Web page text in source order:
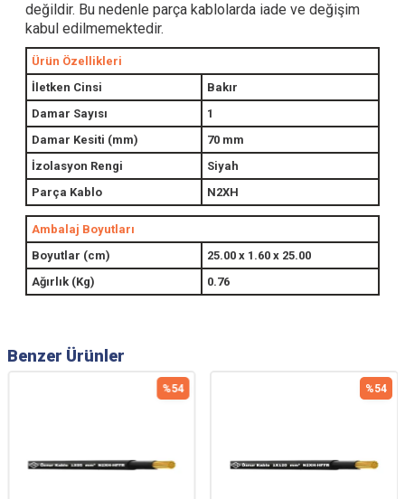
değildir. Bu nedenle parça kablolarda iade ve değişim
kabul edilmemektedir.
Ürün Özellikleri
İletken Cinsi
Bakır
Damar Sayısı
1
Damar Kesiti (mm)
70 mm
İzolasyon Rengi
Siyah
Parça Kablo
N2XH
Ambalaj Boyutları
Boyutlar (cm)
25.00 x 1.60 x 25.00
Ağırlık (Kg)
0.76
Benzer Ürünler
%54 %54